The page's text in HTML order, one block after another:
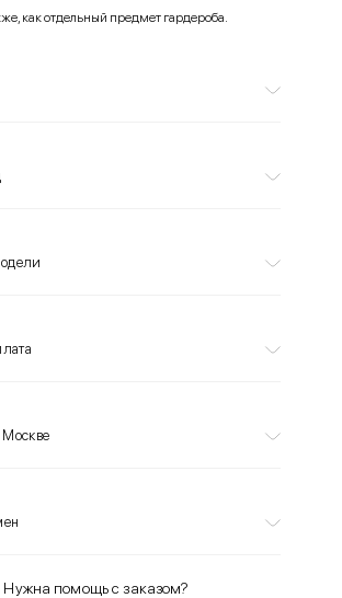
как отдельный предмет гардероба.
Нужна помощь с заказом?